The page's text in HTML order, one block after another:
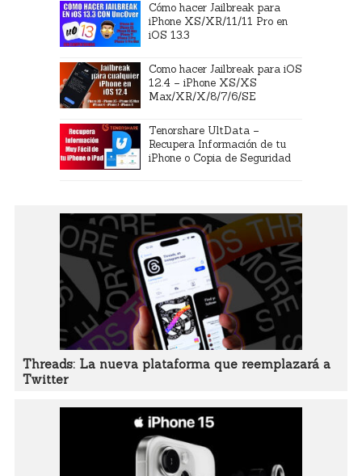
Cómo hacer Jailbreak para
iPhone XS/XR/11/11 Pro en
iOS 13.3
Como hacer Jailbreak para iOS
12.4 – iPhone XS/XS
Max/XR/X/8/7/6/SE
Tenorshare UltData –
Recupera Información de tu
iPhone o Copia de Seguridad
Threads: La nueva plataforma que reemplazará a
Twitter